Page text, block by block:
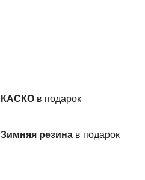
КАСКО в подарок
Зимняя резина в подарок